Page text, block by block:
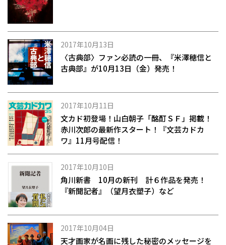
2017年10月13日
〈古典部〉ファン必読の一冊、『米澤穂信と
古典部』が10月13日（金）発売！
2017年10月11日
文カド初登場！山白朝子「酩酊ＳＦ」掲載！
赤川次郎の最新作スタート！『文芸カドカ
ワ』11月号配信！
2017年10月10日
角川新書 10月の新刊 計６作品を発売！
『新聞記者』（望月衣塑子）など
2017年10月04日
天才画家が名画に残した秘密のメッセージを